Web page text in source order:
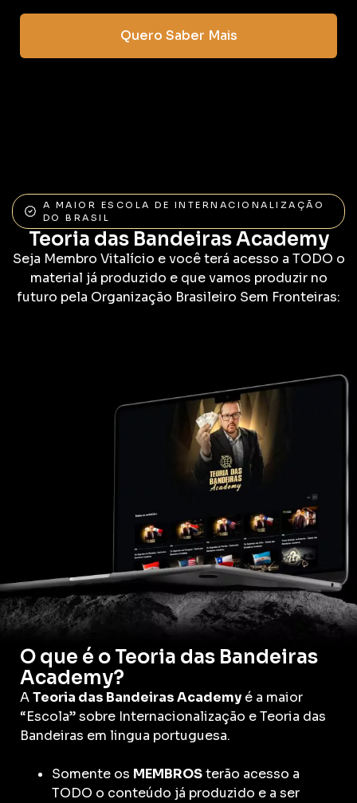
Quero Saber Mais
A MAIOR ESCOLA DE INTERNACIONALIZAÇÃO
DO BRASIL
Teoria das Bandeiras Academy
Seja Membro Vitalício e você terá acesso a TODO o
material já produzido e que vamos produzir no
futuro pela Organização Brasileiro Sem Fronteiras:
O que é o Teoria das Bandeiras
Academy?
ATeoria das Bandeiras Academy é a maior
“Escola” sobre Internacionalização e Teoria das
Bandeiras em lingua portuguesa.
Somente os MEMBROSterão acesso a
TODO o conteúdo já produzido e a ser